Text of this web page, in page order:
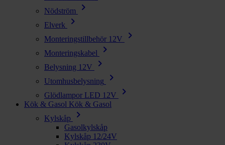
Nödström chevron_right
Elverk chevron_right
Monteringstillbehör 12V chevron_right
Monteringskabel chevron_right
Belysning 12V chevron_right
Utomhusbelysning chevron_right
Glödlampor LED 12V chevron_right
Kök & Gasol Kök & Gasol
Kylskåp
chevron_right
Gasolkylskåp
Kylskåp 12/24V